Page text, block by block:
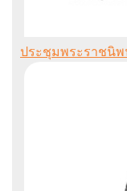
ประชุมพระราชนิพ